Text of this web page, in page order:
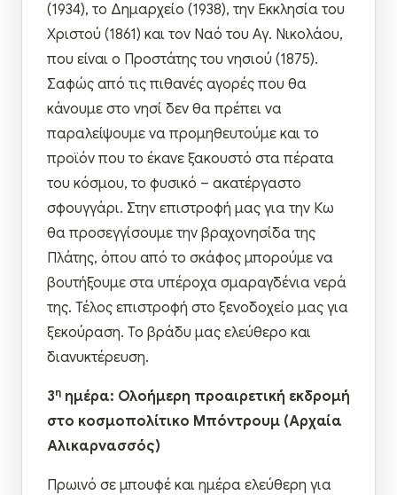
(1934), το Δημαρχείο (1938), την Εκκλησία του
Χριστού (1861) και τον Ναό του Αγ. Νικολάου,
που είναι ο Προστάτης του νησιού (1875).
Σαφώς από τις πιθανές αγορές που θα
κάνουμε στο νησί δεν θα πρέπει να
παραλείψουμε να προμηθευτούμε και το
προϊόν που το έκανε ξακουστό στα πέρατα
του κόσμου, το φυσικό – ακατέργαστο
σφουγγάρι. Στην επιστροφή μας για την Κω
θα προσεγγίσουμε την βραχονησίδα της
Πλάτης, όπου από το σκάφος μπορούμε να
βουτήξουμε στα υπέροχα σμαραγδένια νερά
της. Τέλος επιστροφή στο ξενοδοχείο μας για
ξεκούραση. Το βράδυ μας ελεύθερο και
διανυκτέρευση.
3η ημέρα: Ολοήμερη προαιρετική εκδρομή
στο κοσμοπολίτικο Μπόντρουμ (Αρχαία
Αλικαρνασσός)
Πρωινό σε μπουφέ και ημέρα ελεύθερη για